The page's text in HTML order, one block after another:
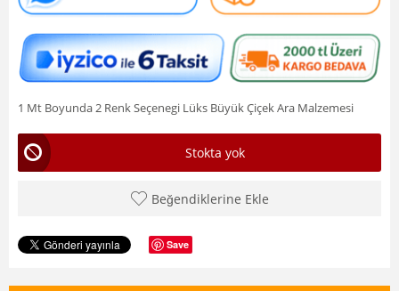
1 Mt Boyunda 2 Renk Seçenegi Lüks Büyük Çiçek Ara Malzemesi
Stokta yok
Beğendiklerine Ekle
Save